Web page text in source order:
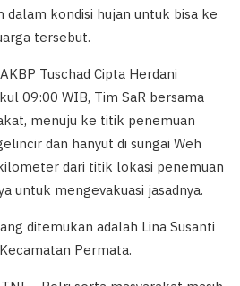
dalam kondisi hujan untuk bisa ke
tersebut.
Tuschad Cipta Herdani
09:00 WIB, Tim SaR bersama
menuju ke titik penemuan
dan hanyut di sungai Weh
dari titik lokasi penemuan
untuk mengevakuasi jasadnya.
ditemukan adalah Lina Susanti
Permata.